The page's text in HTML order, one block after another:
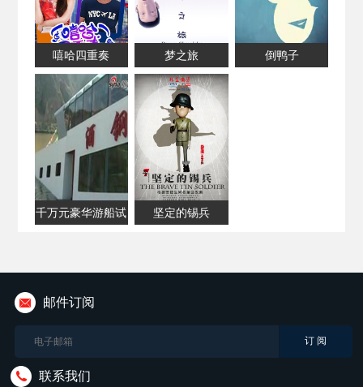
嘻哈四重奏 梦之旅 倒鸭子
千万元豪华游船试
坚定的锡兵
邮件订阅
联系我们